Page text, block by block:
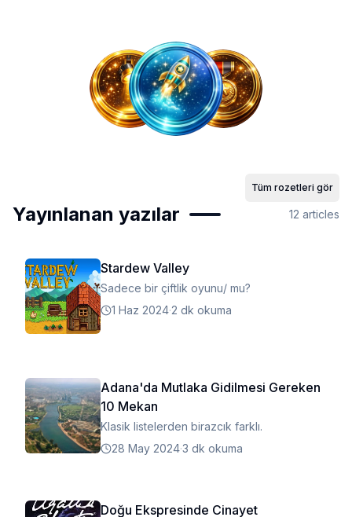
Tüm rozetleri gör
Yayınlanan yazılar 12 articles
Stardew Valley
Sadece bir çiftlik oyunu/ mu?
1 Haz 2024·2 dk okuma
Adana'da Mutlaka Gidilmesi Gereken
10 Mekan
Klasik listelerden birazcık farklı.
28 May 2024·3 dk okuma
Doğu Ekspresinde Cinayet